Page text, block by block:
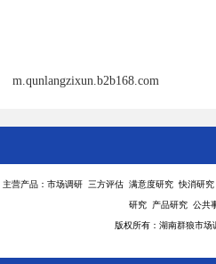
m.qunlangzixun.b2b168.com
主营产品：市场调研 三方评估 满意度研究 快消研
研究 产品研究 公共
版权所有：湖南群狼市场